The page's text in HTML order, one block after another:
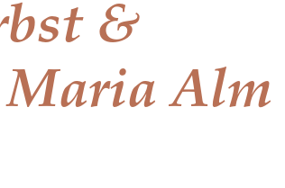
&
Maria Alm